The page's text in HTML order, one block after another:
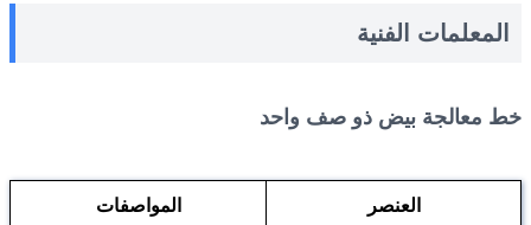
المعلمات الفنية
خط معالجة بيض ذو صف واحد
العنصر المواصفات